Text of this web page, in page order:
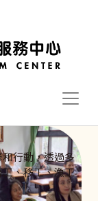
行動，透過多
、移工、漁工